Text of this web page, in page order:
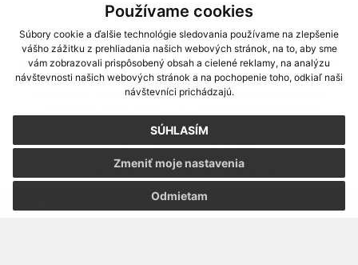
Používame cookies
Súbory cookie a ďalšie technológie sledovania používame na zlepšenie
vášho zážitku z prehliadania našich webových stránok, na to, aby sme
vám zobrazovali prispôsobený obsah a cielené reklamy, na analýzu
návštevnosti našich webových stránok a na pochopenie toho, odkiaľ naši
návštevníci prichádzajú.
SÚHLASÍM
Odmietam
Zmeniť moje nastavenia
využite možnosť získavania aktuálnych informácií s využitím RSS
CMS systém (redakčný) systém ECHELON 2,Mapa stránok,web portál
webex.digital, s.r.o.,domény,registrácia domény
Posledná aktualizácia:07.08.2026
Vytlačiť stránku|Vyhlásenie o prístupnosti